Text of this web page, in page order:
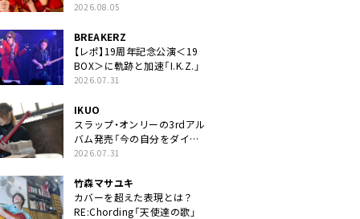
2026.08.05
BREAKERZ
【レポ】19周年記念公演＜19
BOX＞に軌跡と加速「I.K.Z.」
2026.07.31
IKUO
スラップ・オンリーの3rdアル
バム発売「今の自分をダイレ
クトに」
2026.07.31
竹森マサユキ
カバーを超えた表現とは？
RE:Chording「天使達の歌」